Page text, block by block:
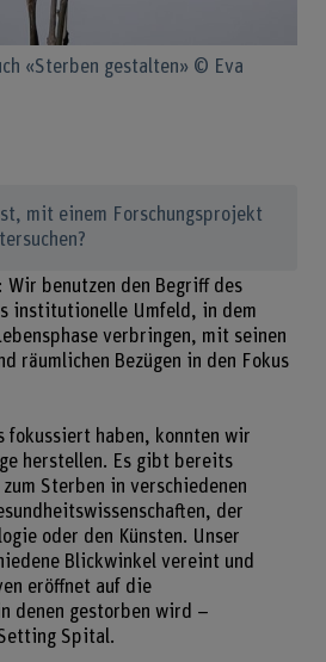
«Sterben gestalten» © Eva
mit einem Forschungsprojekt
Wir benutzen den Begriff des
institutionelle Umfeld, in dem
verbringen, mit seinen
räumlichen Bezügen in den Fokus
fokussiert haben, konnten wir
herstellen. Es gibt bereits
Sterben in verschiedenen
der
oder den Künsten. Unser
Blickwinkel vereint und
eröffnet auf die
denen gestorben wird –
Spital.